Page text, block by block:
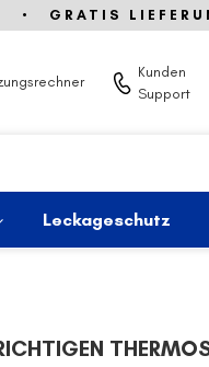
• GRATIS
Kunden
Support
Leckageschutz